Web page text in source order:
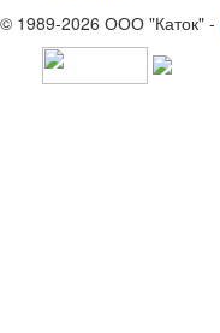
© 1989-2026 ООО "Каток" -